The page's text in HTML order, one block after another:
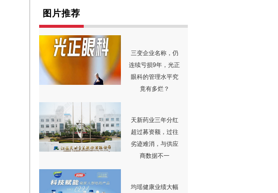
图片推荐
三变企业名称，仍
连续亏损9年，光正
眼科的管理水平究
竟有多烂？
天新药业三年分红
超过募资额，过往
劣迹难消，与供应
商数据不一
均瑶健康业绩大幅